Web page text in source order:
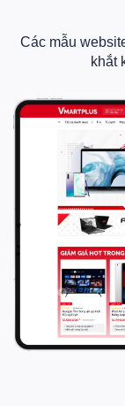
Các mẫu
khắt